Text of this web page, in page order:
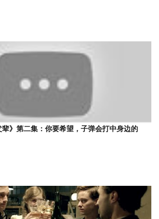
辈》第二集：你要希望，子弹会打中身边的